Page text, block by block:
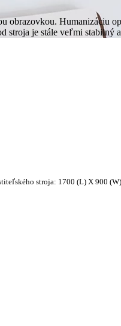
Humanizáciu
stroja je stále veľmi stabilný
stroja: 1700 (L) X 900